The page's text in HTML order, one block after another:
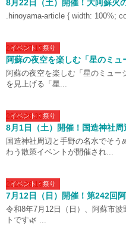
8月22日（土）開催！大阿蘇火
.hinoyama-article { width: 100%;
イベント・祭り
2026.07.15
阿蘇の夜空を楽しむ「星のミ
阿蘇の夜空を楽しむ「星のミュ
を見上げる「星...
イベント・祭り
2026.06.30
8月1日（土）開催！国造神社
国造神社周辺と手野の名水でそ
わう散策イベントが開催され...
イベント・祭り
2026.06.19
7月12日（日）開催！第242回
令和8年7月12日（日）、阿蘇市
トです🌿 ...